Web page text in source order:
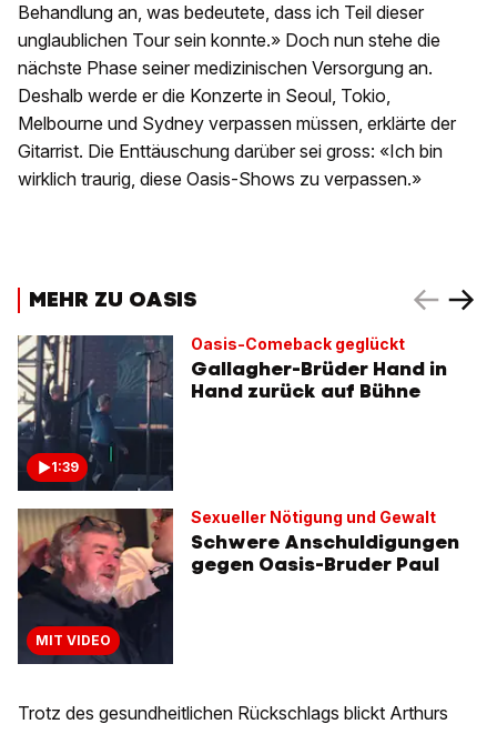
Behandlung an, was bedeutete, dass ich Teil dieser
unglaublichen Tour sein konnte.» Doch nun stehe die
nächste Phase seiner medizinischen Versorgung an.
Deshalb werde er die Konzerte in Seoul, Tokio,
Melbourne und Sydney verpassen müssen, erklärte der
Gitarrist. Die Enttäuschung darüber sei gross: «Ich bin
wirklich traurig, diese Oasis-Shows zu verpassen.»
MEHR ZU OASIS
1:39
Oasis-Comeback geglückt
Gallagher-Brüder Hand in
Hand zurück auf Bühne
MIT VIDEO
Sexueller Nötigung und Gewalt
Schwere Anschuldigungen
gegen Oasis-Bruder Paul
Trotz des gesundheitlichen Rückschlags blickt Arthurs